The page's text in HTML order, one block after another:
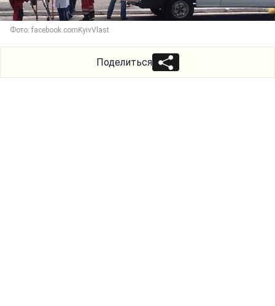
Фото: facebook.comKyivVlast
Поделиться